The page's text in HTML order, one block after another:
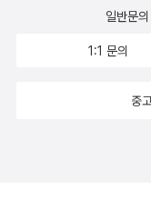
> 어린이에게 책 읽을
도록 쉬운 문제로 낸다.
일반문
1:1 문의
중